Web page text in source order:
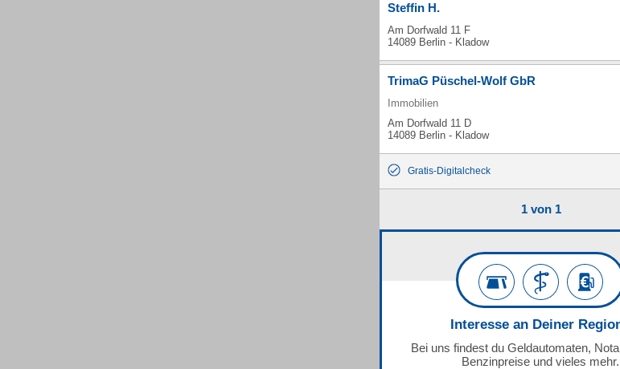
Steffin H.
Am Dorfwald 11 F
14089 Berlin - Kladow
TrimaG Püschel-Wolf GbR
Immobilien
Am Dorfwald 11 D
14089 Berlin - Kladow
Gratis-Digitalcheck
1 von 1
Interesse an Deiner
Bei uns findest du Geldautomaten,
Benzinpreise und vieles mehr.